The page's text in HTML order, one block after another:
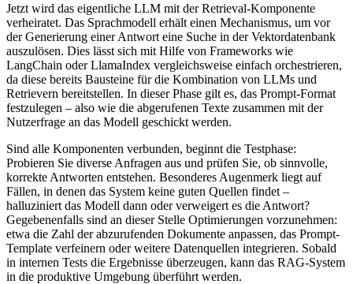
Jetzt wird das eigentliche LLM mit der Retrieval-Komponente
verheiratet. Das Sprachmodell erhält einen Mechanismus, um vor
der Generierung einer Antwort eine Suche in der Vektordatenbank
auszulösen. Dies lässt sich mit Hilfe von Frameworks wie
LangChain oder LlamaIndex vergleichsweise einfach orchestrieren,
da diese bereits Bausteine für die Kombination von LLMs und
Retrievern bereitstellen. In dieser Phase gilt es, das Prompt-Format
festzulegen – also wie die abgerufenen Texte zusammen mit der
Nutzerfrage an das Modell geschickt werden.
Sind alle Komponenten verbunden, beginnt die Testphase:
Probieren Sie diverse Anfragen aus und prüfen Sie, ob sinnvolle,
korrekte Antworten entstehen. Besonderes Augenmerk liegt auf
Fällen, in denen das System keine guten Quellen findet –
halluziniert das Modell dann oder verweigert es die Antwort?
Gegebenenfalls sind an dieser Stelle Optimierungen vorzunehmen:
etwa die Zahl der abzurufenden Dokumente anpassen, das Prompt-
Template verfeinern oder weitere Datenquellen integrieren. Sobald
in internen Tests die Ergebnisse überzeugen, kann das RAG-System
in die produktive Umgebung überführt werden.